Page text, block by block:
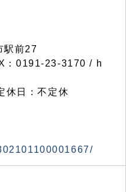
前27
：0191-23-3170 / h
休日：不定休